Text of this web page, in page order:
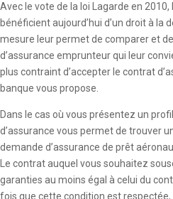
Avec le vote de la loi Lagarde en
bénéficient aujourd’hui d’un droit à la
mesure leur permet de comparer et
d’assurance emprunteur qui leur
plus contraint d’accepter le contrat
banque vous propose.
Dans le cas où vous présentez un
d’assurance vous permet de trouver
demande d’assurance de prêt
Le contrat auquel vous souhaitez
garanties au moins égal à celui du
fois que cette condition est